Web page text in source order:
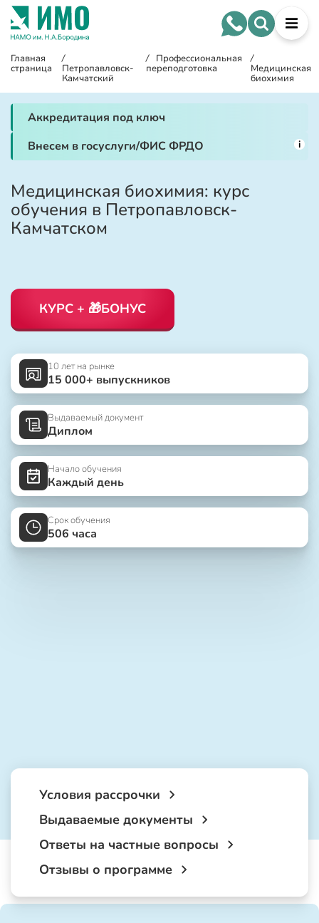
Главная
страница
/
Петропавловск-
Камчатский
/ Профессиональная
переподготовка
/
Медицинская
биохимия
Аккредитация под ключ
Внесем в госуслуги/ФИС ФРДО
i
Медицинская биохимия: курс
обучения в Петропавловск-
Камчатском
КУРС + 🎁БОНУС
10 лет на рынке
15 000+ выпускников
Выдаваемый документ
Диплом
Начало обучения
Каждый день
Срок обучения
506 часа
Условия рассрочки
Выдаваемые документы
Ответы на частные вопросы
Отзывы о программе